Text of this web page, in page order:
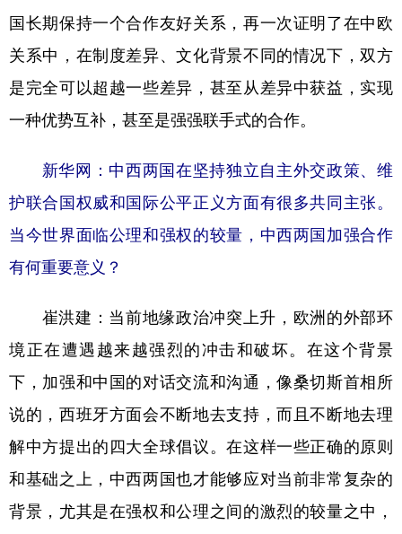
国长期保持一个合作友好关系，再一次证明了在中欧
关系中，在制度差异、文化背景不同的情况下，双方
是完全可以超越一些差异，甚至从差异中获益，实现
一种优势互补，甚至是强强联手式的合作。
新华网：中西两国在坚持独立自主外交政策、维
护联合国权威和国际公平正义方面有很多共同主张。
当今世界面临公理和强权的较量，中西两国加强合作
有何重要意义？
崔洪建： 当前地缘政治冲突上升，欧洲的外部环
境正在遭遇越来越强烈的冲击和破坏。在这个背景
下，加强和中国的对话交流和沟通，像桑切斯首相所
说的，西班牙方面会不断地去支持，而且不断地去理
解中方提出的四大全球倡议。在这样一些正确的原则
和基础之上，中西两国也才能够应对当前非常复杂的
背景，尤其是在强权和公理之间的激烈的较量之中，